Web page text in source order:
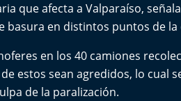
que afecta a Valparaíso,
basura en distintos puntos de la
en los 40 camiones
estos sean agredidos, lo cual
de la paralización.